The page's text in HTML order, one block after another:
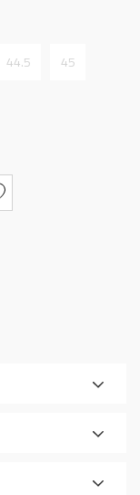
44.5 45